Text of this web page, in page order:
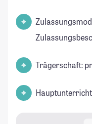
Trägerschaft: